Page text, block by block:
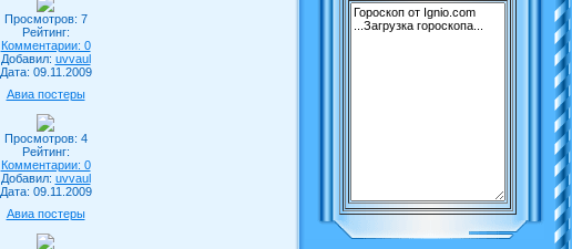
Просмотров: 7
Рейтинг:
Комментарии: 0
Добавил: uvvaul
Дата: 09.11.2009
Авиа постеры
Просмотров: 4
Рейтинг:
Комментарии: 0
Добавил: uvvaul
Дата: 09.11.2009
Авиа постеры